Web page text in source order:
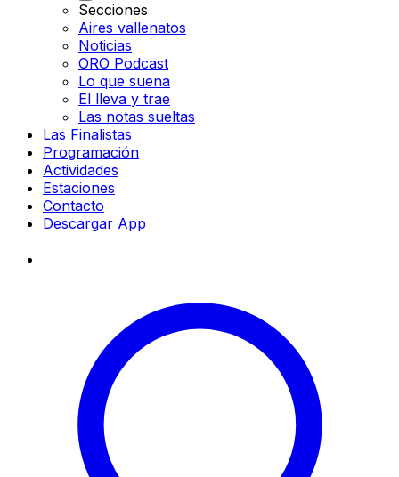
Secciones
Aires vallenatos
Noticias
ORO Podcast
Lo que suena
El lleva y trae
Las notas sueltas
Las Finalistas
Programación
Actividades
Estaciones
Contacto
Descargar App